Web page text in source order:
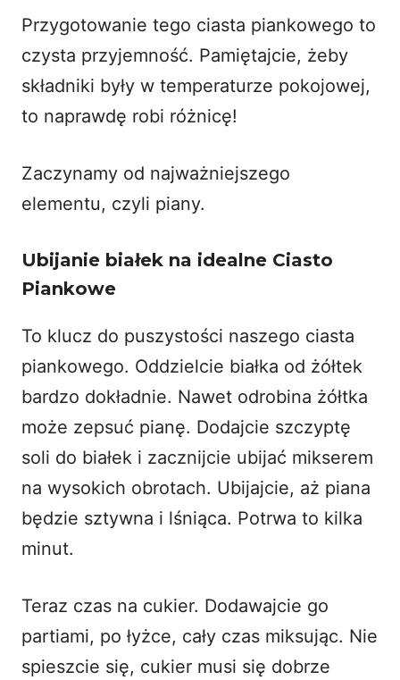
Przygotowanie tego ciasta piankowego to
czysta przyjemność. Pamiętajcie, żeby
składniki były w temperaturze pokojowej,
to naprawdę robi różnicę!
Zaczynamy od najważniejszego
elementu, czyli piany.
Ubijanie białek na idealne Ciasto
Piankowe
To klucz do puszystości naszego ciasta
piankowego. Oddzielcie białka od żółtek
bardzo dokładnie. Nawet odrobina żółtka
może zepsuć pianę. Dodajcie szczyptę
soli do białek i zacznijcie ubijać mikserem
na wysokich obrotach. Ubijajcie, aż piana
będzie sztywna i lśniąca. Potrwa to kilka
minut.
Teraz czas na cukier. Dodawajcie go
partiami, po łyżce, cały czas miksując. Nie
spieszcie się, cukier musi się dobrze